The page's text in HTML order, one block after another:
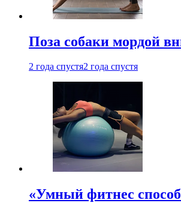
Поза собаки мордой
2 года спустя2 года спустя
«Умный фитнес